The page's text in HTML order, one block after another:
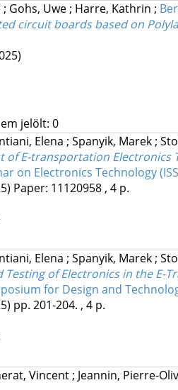
; Gohs, Uwe; Harre, Kathrin ;
circuit boards based on
jelölt: 0
Elena ; Spanyik, Marek;
E-transportation Electronics
on Electronics Technology
Paper: 11120958 , 4 p.
Elena ; Spanyik, Marek;
of Electronics in the E-
for Design and
pp. 201-204. , 4 p.
Vincent; Jeannin, Pierre-